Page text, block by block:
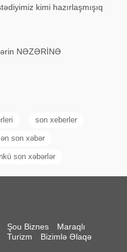
kimi hazırlaşmışıq
NƏZƏRİNƏ
son xeberler
ən son xəbər
son xəbərlər
Şou Biznes
Maraqlı
Turizm Bizimlə Əlaqə